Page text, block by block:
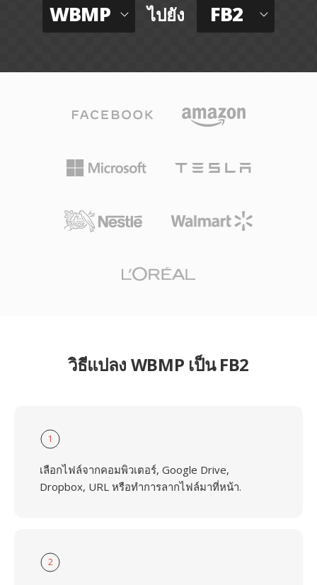
WBMP ไปยัง FB2
วิธีแปลง WBMP เป็น FB2
1
เลือกไฟล์จากคอมพิวเตอร์, Google Drive,
Dropbox, URL หรือทำการลากไฟล์มาที่หน้า.
2